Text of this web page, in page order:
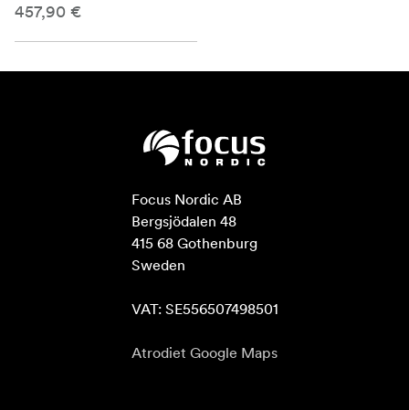
457,90 €
Focus Nordic AB
Bergsjödalen 48
415 68 Gothenburg
Sweden
VAT: SE556507498501
Atrodiet Google Maps